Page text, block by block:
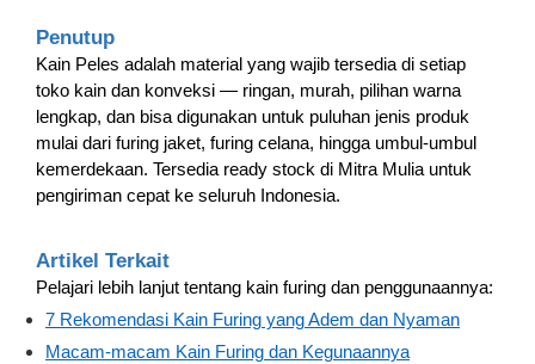
Penutup
Kain Peles adalah material yang wajib tersedia di setiap
toko kain dan konveksi — ringan, murah, pilihan warna
lengkap, dan bisa digunakan untuk puluhan jenis produk
mulai dari furing jaket, furing celana, hingga umbul-umbul
kemerdekaan. Tersedia ready stock di Mitra Mulia untuk
pengiriman cepat ke seluruh Indonesia.
Artikel Terkait
Pelajari lebih lanjut tentang kain furing dan penggunaannya:
7 Rekomendasi Kain Furing yang Adem dan Nyaman
Macam-macam Kain Furing dan Kegunaannya